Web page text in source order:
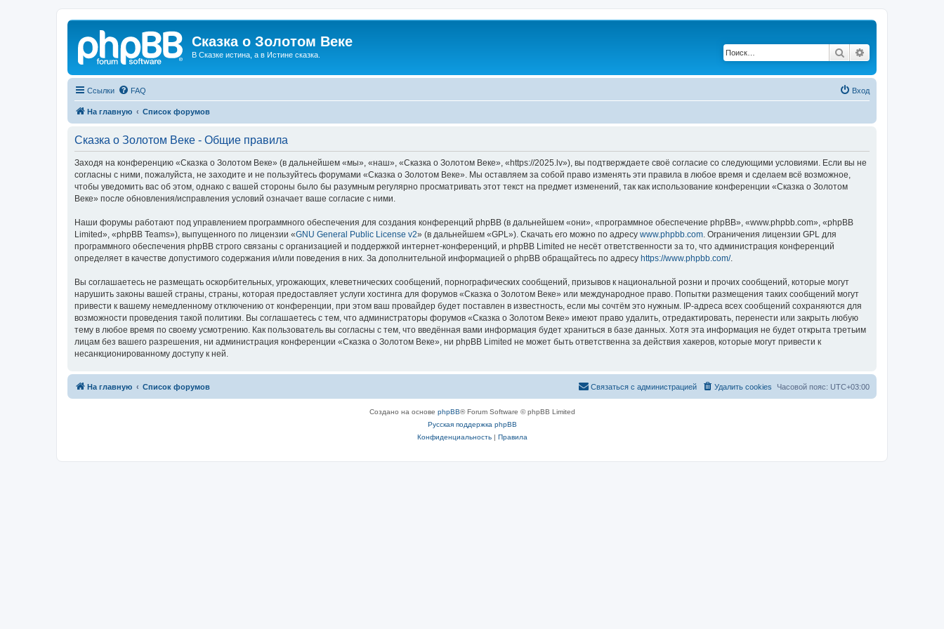
Сказка о Золотом Веке
В Сказке истина, а в Истине сказка. Поиск
Ссылки FAQ Вход
На главную Список форумов
Сказка о Золотом Веке - Общие правила
Заходя на конференцию «Сказка о Золотом Веке» (в дальнейшем «мы», «наш», «Сказка о Золотом Веке», «https://2025.lv»), вы подтверждаете своё согласие со следующими условиями. Если вы не
согласны с ними, пожалуйста, не заходите и не пользуйтесь форумами «Сказка о Золотом Веке». Мы оставляем за собой право изменять эти правила в любое время и сделаем всё возможное,
чтобы уведомить вас об этом, однако с вашей стороны было бы разумным регулярно просматривать этот текст на предмет изменений, так как использование конференции «Сказка о Золотом
Веке» после обновления/исправления условий означает ваше согласие с ними.
Наши форумы работают под управлением программного обеспечения для создания конференций phpBB (в дальнейшем «они», «программное обеспечение phpBB», «www.phpbb.com», «phpBB
Limited», «phpBB Teams»), выпущенного по лицензии «GNU General Public License v2» (в дальнейшем «GPL»). Скачать его можно по адресу www.phpbb.com . Ограничения лицензии GPL для
программного обеспечения phpBB строго связаны с организацией и поддержкой интернет-конференций, и phpBB Limited не несёт ответственности за то, что администрация конференций
определяет в качестве допустимого содержания и/или поведения в них. За дополнительной информацией о phpBB обращайтесь по адресу https://www.phpbb.com/.
Вы соглашаетесь не размещать оскорбительных, угрожающих, клеветнических сообщений, порнографических сообщений, призывов к национальной розни и прочих сообщений, которые могут
нарушить законы вашей страны, страны, которая предоставляет услуги хостинга для форумов «Сказка о Золотом Веке» или международное право. Попытки размещения таких сообщений могут
привести к вашему немедленному отключению от конференции, при этом ваш провайдер будет поставлен в известность, если мы сочтём это нужным. IP-адреса всех сообщений сохраняются для
возможности проведения такой политики. Вы соглашаетесь с тем, что администраторы форумов «Сказка о Золотом Веке» имеют право удалить, отредактировать, перенести или закрыть любую
тему в любое время по своему усмотрению. Как пользователь вы согласны с тем, что введённая вами информация будет храниться в базе данных. Хотя эта информация не будет открыта третьим
лицам без вашего разрешения, ни администрация конференции «Сказка о Золотом Веке», ни phpBB Limited не может быть ответственна за действия хакеров, которые могут привести к
несанкционированному доступу к ней.
На главную Список форумов Часовой пояс: UTC+03:00
Удалить cookies
Связаться с администрацией
Создано на основе phpBB® Forum Software © phpBB Limited
Русская поддержка phpBB
Конфиденциальность| Правила